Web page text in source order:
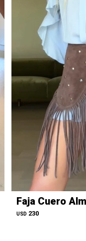
Faja Cuero
USD 230